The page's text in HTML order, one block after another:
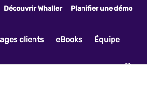
Découvrir Whaller Planifier une démo
clients eBooks Équipe